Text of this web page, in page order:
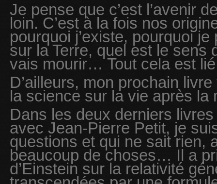
Je pense que c’est l’avenir
loin. C’est à la fois nos
pourquoi j’existe, pourquoi
sur la Terre, quel est le sens
vais mourir… Tout cela est
D’ailleurs, mon prochain
la science sur la vie après la
Dans les deux derniers
avec Jean-Pierre Petit, je
questions et qui ne sait rien,
beaucoup de choses… Il a
d’Einstein sur la relativité